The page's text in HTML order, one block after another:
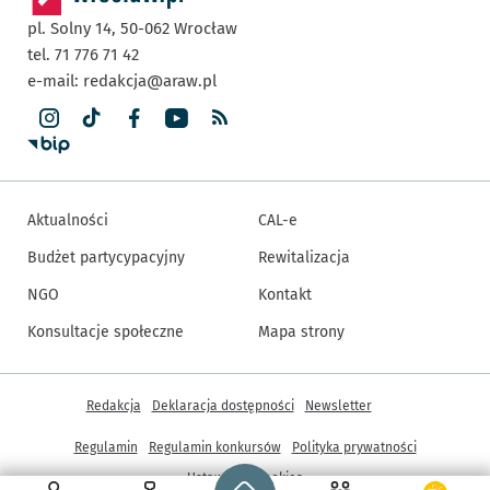
Strona główna - wroclaw.pl
pl. Solny 14, 50-062 Wrocław
tel. 71 776 71 42
e-mail: redakcja@araw.pl
Aktualności
Budżet partycypacyjny
NGO
Konsultacje społeczne
CAL-e
Rewitalizacja
Kontakt
Mapa strony
Inne informacje
Redakcja Deklaracja dostępności Newsletter
Regulamin Regulamin konkursów
Polityka prywatności
Ustawienia cookies